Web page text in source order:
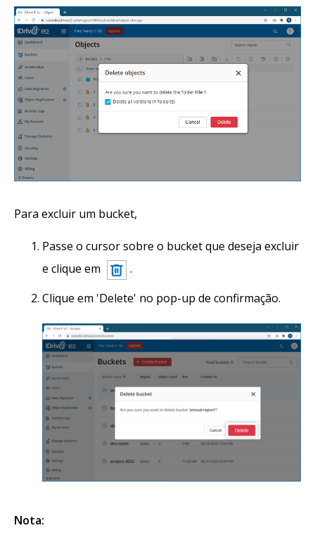
Para excluir um bucket,
Passe o cursor sobre o bucket que deseja excluir
e clique em
.
Clique em 'Delete' no pop-up de confirmação.
Nota: